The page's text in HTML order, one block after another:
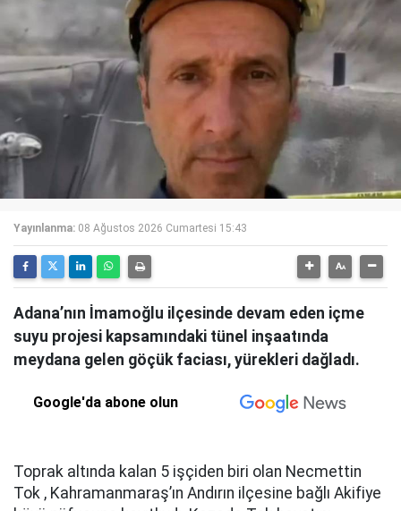
Yayınlanma: 08 Ağustos 2026 Cumartesi 15:43
Adana’nın İmamoğlu ilçesinde devam eden içme
suyu projesi kapsamındaki tünel inşaatında
meydana gelen göçük faciası, yürekleri dağladı.
Google'da abone olun
Toprak altında kalan 5 işçiden biri olan Necmettin
Tok , Kahramanmaraş’ın Andırın ilçesine bağlı Akifiye